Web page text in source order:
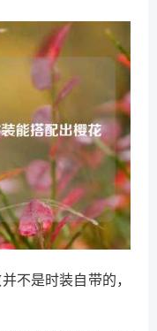
不是时装自带的，